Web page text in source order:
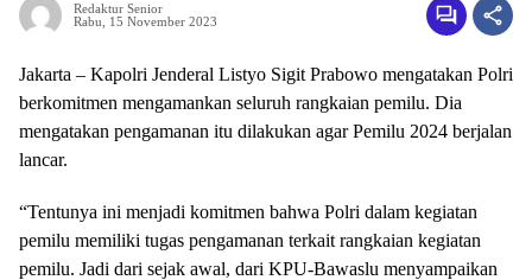
Redaktur Senior
Rabu, 15 November 2023
Jakarta – Kapolri Jenderal Listyo Sigit Prabowo mengatakan Polri
berkomitmen mengamankan seluruh rangkaian pemilu. Dia
mengatakan pengamanan itu dilakukan agar Pemilu 2024 berjalan
lancar.
“Tentunya ini menjadi komitmen bahwa Polri dalam kegiatan
pemilu memiliki tugas pengamanan terkait rangkaian kegiatan
pemilu. Jadi dari sejak awal, dari KPU-Bawaslu menyampaikan